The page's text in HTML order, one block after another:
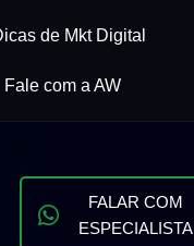
de Mkt Digital
Fale com a AW
FALAR COM
ESPECIALISTA